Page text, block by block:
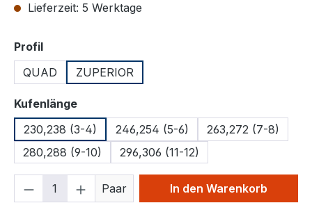
Lieferzeit: 5 Werktage
Profilauswählen
QUAD
ZUPERIOR
Kufenlängeauswählen
230,238 (3-4)
246,254 (5-6)
263,272 (7-8)
280,288 (9-10)
296,306 (11-12)
Produkt Anzahl: Gib den
Paar In den Warenkorb